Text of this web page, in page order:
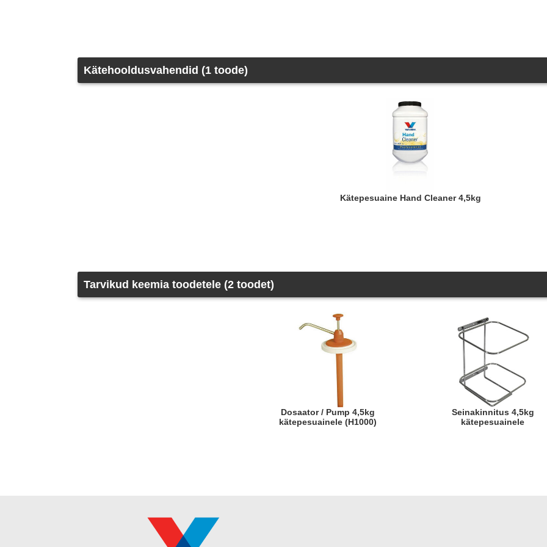
Kätehooldusvahendid (1 toode)
Kätepesuaine Hand Cleaner 4,5kg
Tarvikud keemia toodetele (2 toodet)
Dosaator / Pump 4,5kg
kätepesuainele (H1000)
Seinakinnitus 4,5kg
kätepesuainele